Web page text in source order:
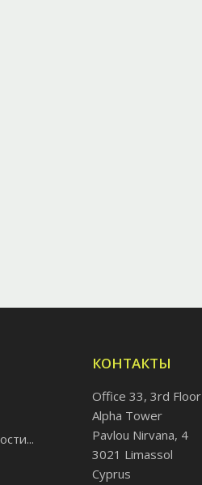
КОНТАКТЫ
Office 33, 3rd Floor
Alpha Tower
Pavlou Nirvana, 4
3021 Limassol
Cyprus